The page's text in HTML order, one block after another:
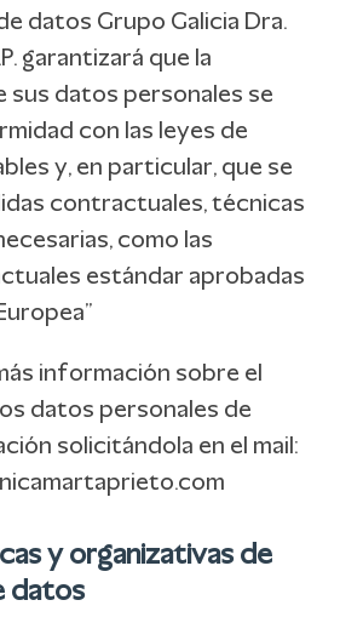
datos Grupo Galicia Dra.
garantizará que la
datos personales se
con las leyes de
y, en particular, que se
contractuales, técnicas
como las
estándar aprobadas
información sobre el
datos personales de
solicitándola en el mail:
y organizativas de
datos